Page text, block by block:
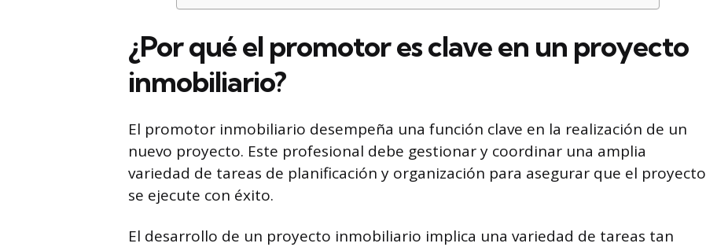
¿Por qué el promotor es clave en un proyecto
inmobiliario?
El promotor inmobiliario desempeña una función clave en la realización de un
nuevo proyecto. Este profesional debe gestionar y coordinar una amplia
variedad de tareas de planificación y organización para asegurar que el proyecto
se ejecute con éxito.
El desarrollo de un proyecto inmobiliario implica una variedad de tareas tan